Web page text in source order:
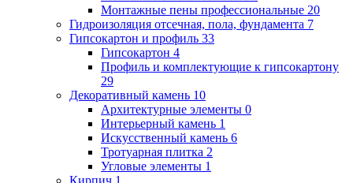
Монтажные пены профессиональные 20
Гидроизоляция отсечная, пола, фундамента 7
Гипсокартон и профиль 33
Гипсокартон 4
Профиль и комплектующие к гипсокартону
29
Декоративный камень 10
Архитектурные элементы 0
Интерьерный камень 1
Искусственный камень 6
Тротуарная плитка 2
Угловые элементы 1